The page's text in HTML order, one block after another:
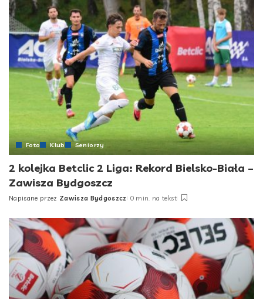
Foto Klub Seniorzy
2 kolejka Betclic 2 Liga: Rekord Bielsko-Biała –
Zawisza Bydgoszcz
Posted
Napisane przez Zawisza Bydgoszcz 0 min. na tekst